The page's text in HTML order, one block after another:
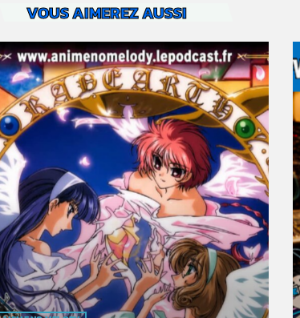
VOUS AIMEREZ AUSSI